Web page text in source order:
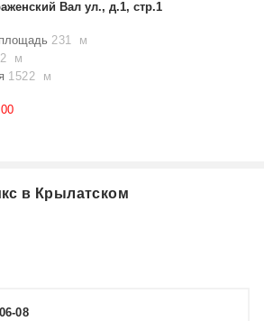
Вал ул., д.1, стр.1
231 м
м
1522 м
в Крылатском
08